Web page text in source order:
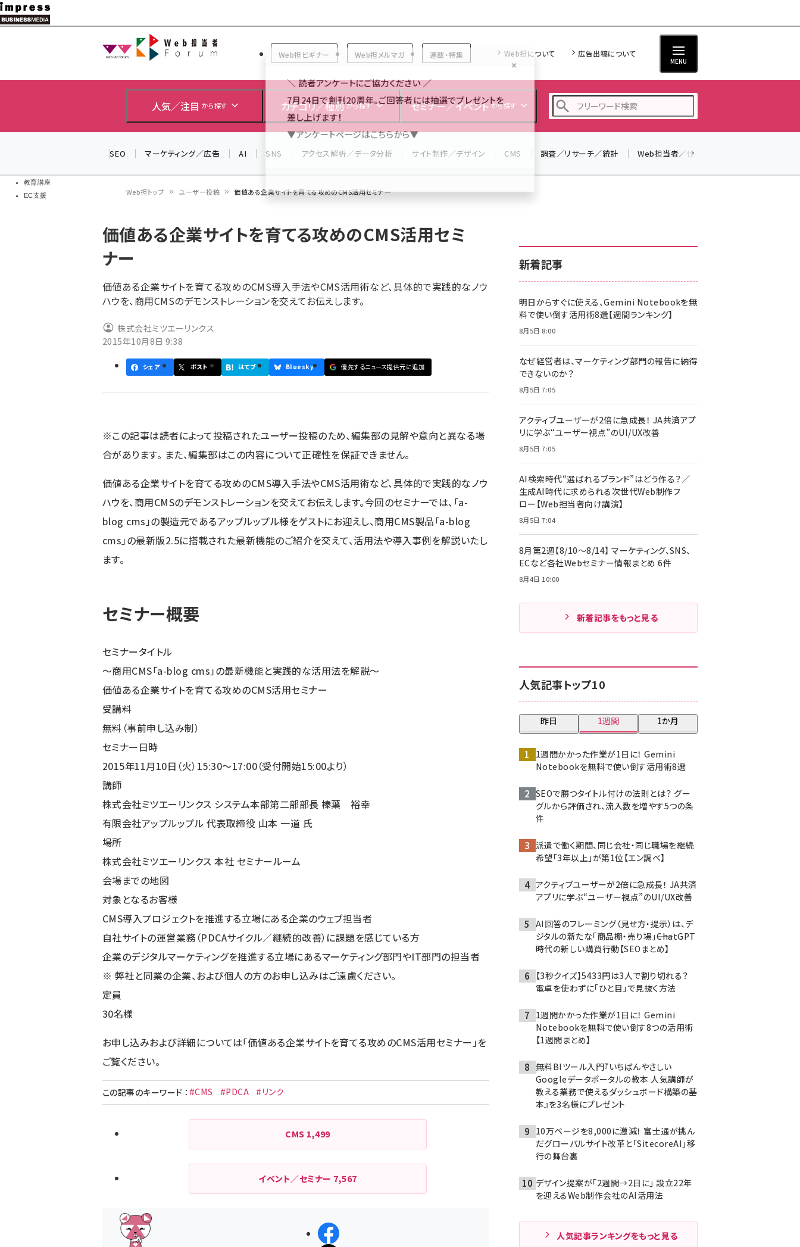
メ
イ
教育講座
EC支援
Web担当者Forum
Web担ビギナー Web担メルマガ 連載・特集 Web担について 広告出稿について
MENU
人気／注目 から探す カテゴリ／種別 から探す セミナー／イベント から探す
z世代 (1617)
meo (1274)
SEO マーケティング／広告 AI SNS アクセス解析／データ分析 サイト制作／デザイン CMS 調査／リサーチ／統計 Web担当者／仕事
ン
く
ず
Web担トップ ユーザー投稿 価値ある企業サイトを育てる攻めのCMS活用セミナー
価値ある企業サイトを育てる攻めのCMS活用セミ
ナー
価値ある企業サイトを育てる攻めのCMS導入手法やCMS活用術など、具体的で実践的なノウ
ハウを、商用CMSのデモンストレーションを交えてお伝えします。
株式会社ミツエーリンクス
2015年10月8日 9:38
シェア ポスト はてブ Bluesky 優先するニュース提供元に追加
※この記事は読者によって投稿されたユーザー投稿のため、編集部の見解や意向と異なる場
合があります。 また、編集部はこの内容について正確性を保証できません。
価値ある企業サイトを育てる攻めのCMS導入手法やCMS活用術など、具体的で実践的なノウ
ハウを、商用CMSのデモンストレーションを交えてお伝えします。今回のセミナーでは、「a-
blog cms」の製造元であるアップルップル様をゲストにお迎えし、商用CMS製品「a-blog
cms」の最新版2.5に搭載された最新機能のご紹介を交えて、活用法や導入事例を解説いたし
ます。
セミナー概要
セミナータイトル
～商用CMS「a-blog cms」の最新機能と実践的な活用法を解説～
価値ある企業サイトを育てる攻めのCMS活用セミナー
受講料
無料（事前申し込み制）
セミナー日時
2015年11月10日（火）15:30～17:00（受付開始15:00より）
講師
株式会社ミツエーリンクス システム本部第二部部長 榛葉 裕幸
有限会社アップルップル 代表取締役 山本 一道 氏
場所
株式会社ミツエーリンクス 本社 セミナールーム
会場までの地図
対象となるお客様
CMS導入プロジェクトを推進する立場にある企業のウェブ担当者
自社サイトの運営業務（PDCAサイクル／継続的改善）に課題を感じている方
企業のデジタルマーケティングを推進する立場にあるマーケティング部門やIT部門の担当者
※ 弊社と同業の企業、および個人の方のお申し込みはご遠慮ください。
定員
30名様
お申し込みおよび詳細については「価値ある企業サイトを育てる攻めのCMS活用セミナー」を
ご覧ください。
この記事のキーワード ： #CMS #PDCA #リンク
CMS 1,499
イベント／セミナー 7,567
シェアする
新着記事
明日からすぐに使える、Gemini Notebookを無
料で使い倒す活用術8選【週間ランキング】
8月5日 8:00
なぜ経営者は、マーケティング部門の報告に納得
できないのか？
8月5日 7:05
アクティブユーザーが2倍に急成長！ JA共済アプ
リに学ぶ“ユーザー視点”のUI/UX改善
8月5日 7:05
AI検索時代“選ばれるブランド”はどう作る？／
生成AI時代に求められる次世代Web制作フ
ロー【Web担当者向け講演】
8月5日 7:04
8月第2週【8/10～8/14】 マーケティング、SNS、
ECなど各社Webセミナー情報まとめ 6件
8月4日 10:00
新着記事をもっと見る
人気記事トップ10
昨日 1週間 1か月
1週間かかった作業が1日に！ Gemini
Notebookを無料で使い倒す活用術8選
SEOで勝つタイトル付けの法則とは？ グー
グルから評価され、流入数を増やす5つの条
件
派遣で働く期間、同じ会社・同じ職場を継続
希望「3年以上」が第1位【エン調べ】
アクティブユーザーが2倍に急成長！ JA共済
アプリに学ぶ“ユーザー視点”のUI/UX改善
AI回答のフレーミング（見せ方・提示）は、デ
ジタルの新たな「商品棚・売り場」――ChatGPT
時代の新しい購買行動【SEOまとめ】
【3秒クイズ】5433円は3人で割り切れる？
電卓を使わずに「ひと目」で見抜く方法
1週間かかった作業が1日に！ Gemini
Notebookを無料で使い倒す8つの活用術
【1週間まとめ】
無料BIツール入門『いちばんやさしい
Googleデータポータルの教本 人気講師が
教える業務で使えるダッシュボード構築の基
本』を3名様にプレゼント
10万ページを8,000に激減！ 富士通が挑ん
だグローバルサイト改革と「SitecoreAI」移
行の舞台裏
デザイン提案が「2週間→2日に」 設立22年
を迎えるWeb制作会社のAI活用法
人気記事ランキングをもっと見る
＼ 読者アンケートにご協力ください ／
7月24日で創刊20周年。ご回答者には抽選でプレゼントを
差し上げます！
▼アンケートページはこちらから▼